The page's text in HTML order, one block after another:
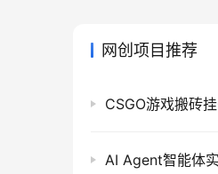
网创项目推荐
CSGO游戏搬砖